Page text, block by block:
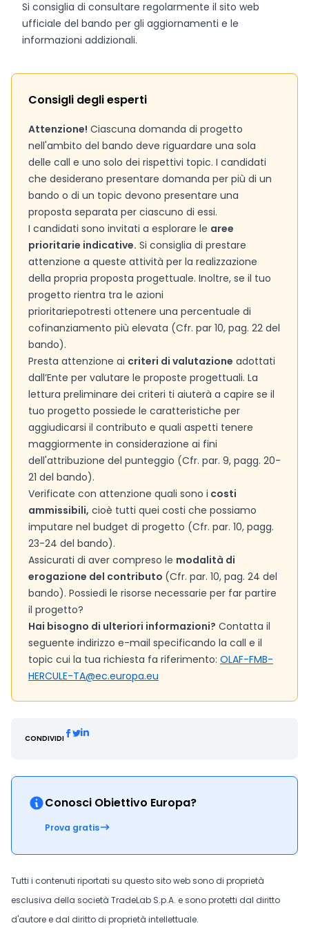
Si consiglia di consultare regolarmente il sito web
ufficiale del bando per gli aggiornamenti e le
informazioni addizionali.
Consigli degli esperti
Attenzione! Ciascuna domanda di progetto
nell'ambito del bando deve riguardare una sola
delle call e uno solo dei rispettivi topic. I candidati
che desiderano presentare domanda per più di un
bando o di un topic devono presentare una
proposta separata per ciascuno di essi.
I candidati sono invitati a esplorare le aree
prioritarie indicative. Si consiglia di prestare
attenzione a queste attività per la realizzazione
della propria proposta progettuale. Inoltre, se il tuo
progetto rientra tra le azioni
prioritariepotresti ottenere una percentuale di
cofinanziamento più elevata (Cfr. par 10, pag. 22 del
bando).
Presta attenzione ai criteri di valutazione adottati
dall’Ente per valutare le proposte progettuali. La
lettura preliminare dei criteri ti aiuterà a capire se il
tuo progetto possiede le caratteristiche per
aggiudicarsi il contributo e quali aspetti tenere
maggiormente in considerazione ai fini
dell'attribuzione del punteggio (Cfr. par. 9, pagg. 20-
21 del bando).
Verificate con attenzione quali sono i costi
ammissibili, cioè tutti quei costi che possiamo
imputare nel budget di progetto (Cfr. par. 10, pagg.
23-24 del bando).
Assicurati di aver compreso le modalità di
erogazione del contributo (Cfr. par. 10, pag. 24 del
bando). Possiedi le risorse necessarie per far partire
il progetto?
Hai bisogno di ulteriori informazioni? Contatta il
seguente indirizzo e-mail specificando la call e il
topic cui la tua richiesta fa riferimento: OLAF-FMB-
HERCULE-TA@ec.europa.eu
CONDIVIDI
Conosci Obiettivo Europa?
Prova gratis
Tutti i contenuti riportati su questo sito web sono di proprietà
esclusiva della società TradeLab S.p.A. e sono protetti dal diritto
d'autore e dal diritto di proprietà intellettuale.